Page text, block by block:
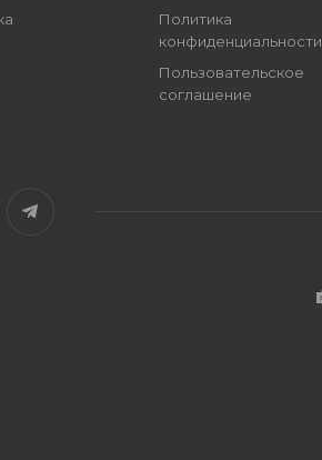
Политика
конфиденциальности
Пользовательское
соглашение